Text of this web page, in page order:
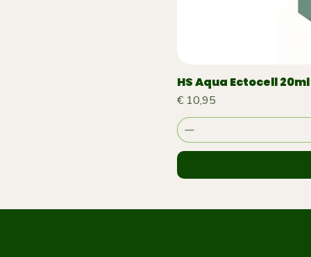
HS Aqua Ectocell
Prijs
€ 10,95